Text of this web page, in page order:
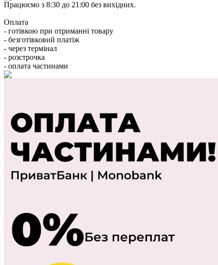
Працюємо з 8:30 до 21:00 без вихідних.
Оплата
- готівкою при отриманні товару
- безготівковий платіж
- через термінал
- розстрочка
- оплата частинами